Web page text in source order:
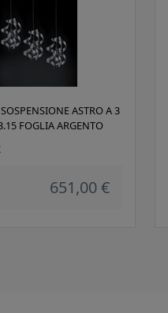
ASTRO A 3
FOGLIA ARGENTO
651,00 €